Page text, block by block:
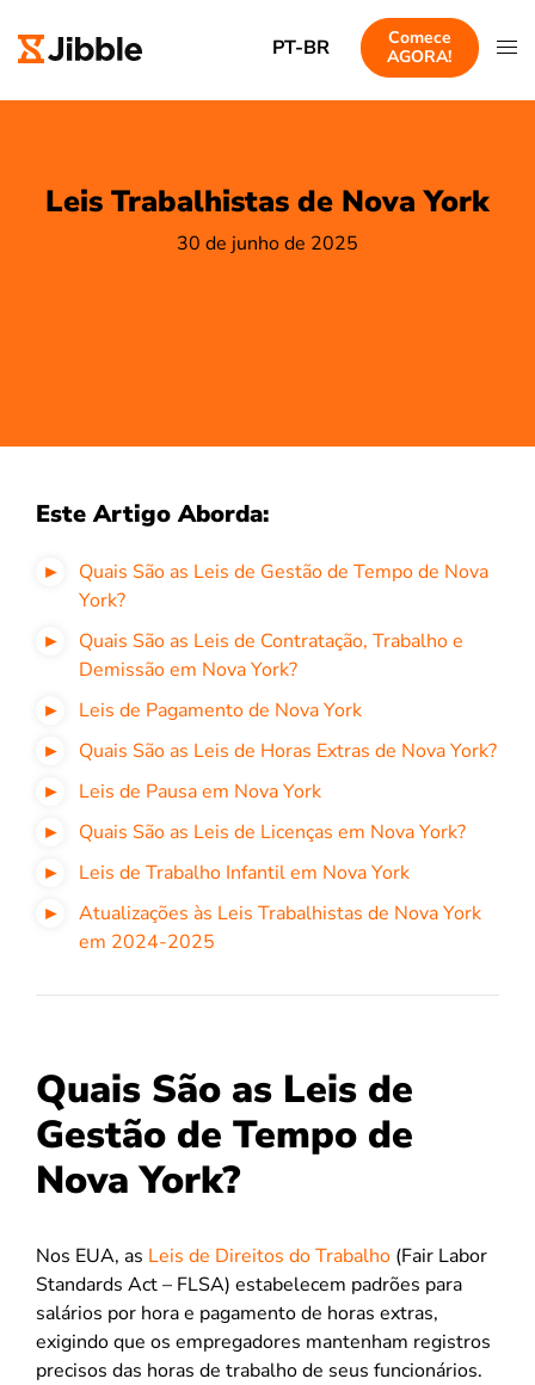
PT-BR
Comece
AGORA!
Leis Trabalhistas de Nova York
30 de junho de 2025
Este Artigo Aborda:
Quais São as Leis de Gestão de Tempo de Nova
York?
Quais São as Leis de Contratação, Trabalho e
Demissão em Nova York?
Leis de Pagamento de Nova York
Quais São as Leis de Horas Extras de Nova York?
Leis de Pausa em Nova York
Quais São as Leis de Licenças em Nova York?
Leis de Trabalho Infantil em Nova York
Atualizações às Leis Trabalhistas de Nova York
em 2024-2025
Quais São as Leis de
Gestão de Tempo de
Nova York?
Nos EUA, as Leis de Direitos do Trabalho (Fair Labor
Standards Act – FLSA) estabelecem padrões para
salários por hora e pagamento de horas extras,
exigindo que os empregadores mantenham registros
precisos das horas de trabalho de seus funcionários.